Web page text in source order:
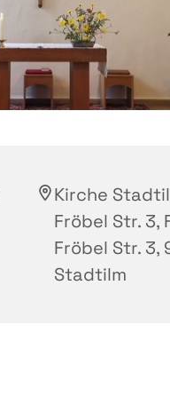
Kirche
Fröbel Str. 3,
Fröbel Str. 3,
Stadtilm